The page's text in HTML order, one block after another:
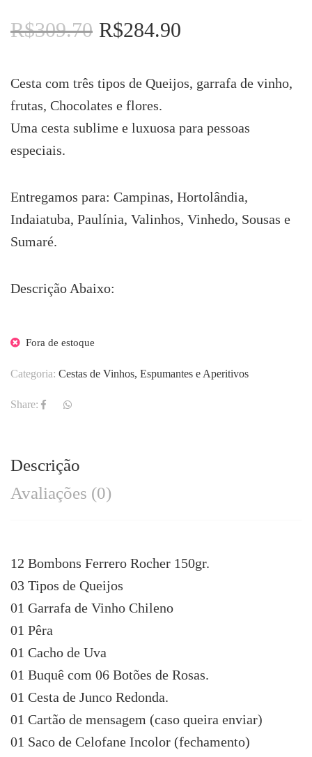
R$309.70 O
era:
R$309.70.
R$284.90
é:
Cesta com três tipos de Queijos, garrafa de vinho,
frutas, Chocolates e flores.
Uma cesta sublime e luxuosa para pessoas
especiais.
Entregamos para: Campinas, Hortolândia,
Indaiatuba, Paulínia, Valinhos, Vinhedo, Sousas e
Sumaré.
Descrição Abaixo:
Fora de estoque
Categoria: Cestas de Vinhos, Espumantes e Aperitivos
Share:
Descrição
Avaliações (0)
12 Bombons Ferrero Rocher 150gr.
03 Tipos de Queijos
01 Garrafa de Vinho Chileno
01 Pêra
01 Cacho de Uva
01 Buquê com 06 Botões de Rosas.
01 Cesta de Junco Redonda.
01 Cartão de mensagem (caso queira enviar)
01 Saco de Celofane Incolor (fechamento)